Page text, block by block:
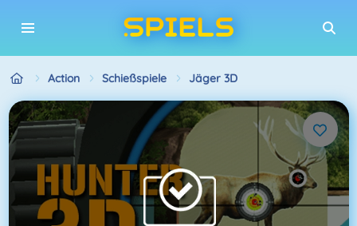
Action Schießspiele Jäger 3D